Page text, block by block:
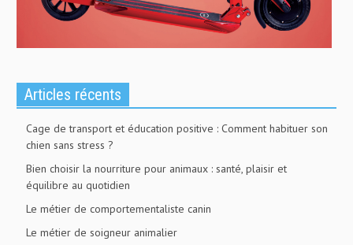
Articles récents
Cage de transport et éducation positive : Comment habituer son
chien sans stress ?
Bien choisir la nourriture pour animaux : santé, plaisir et
équilibre au quotidien
Le métier de comportementaliste canin
Le métier de soigneur animalier